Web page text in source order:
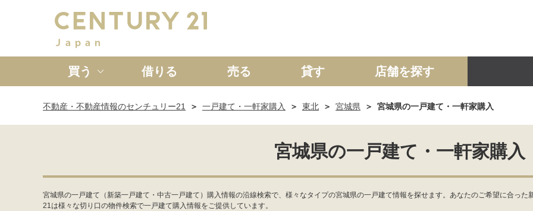
買う
新築一戸建て 中古一戸建て マンション 土地 事業投資用
借りる 売る 貸す 店舗を探す
不動産・不動産情報のセンチュリー21 一戸建て・一軒家購入 東北 宮城県 宮城県の一戸建て・一軒家購入
宮城県の一戸建て・一軒家購入
宮城県の一戸建て（新築一戸建て・中古一戸建て）購入情報の沿線検索で、様々なタイプの宮城県の一戸建て情報を探せます。あなたのご希望に合っ
21は様々な切り口の物件検索で一戸建て購入情報をご提供しています。